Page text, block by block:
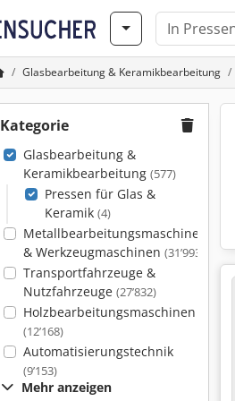
Glasbearbeitung & Keramikbearbeitung
Kategorie
Glasbearbeitung &
Keramikbearbeitung (577)
Pressen für Glas &
Keramik (4)
Metallbearbeitungsmaschinen
& Werkzeugmaschinen (31’993)
Transportfahrzeuge &
Nutzfahrzeuge (27’832)
Holzbearbeitungsmaschinen
(12’168)
Automatisierungstechnik
(9’153)
Mehr anzeigen